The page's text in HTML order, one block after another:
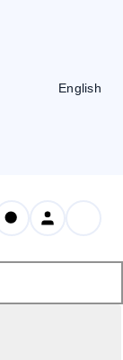
English